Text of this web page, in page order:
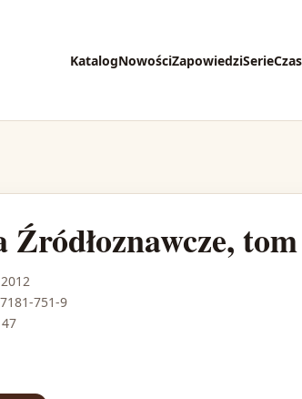
KatalogNowościZapowiedziSerie
Źródłoznawcze,
751-9